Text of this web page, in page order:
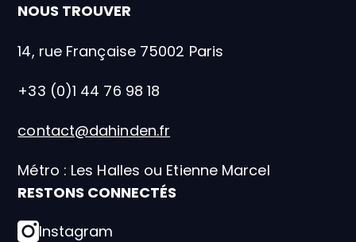
NOUS TROUVER
14, rue Française 75002 Paris
+33 (0)1 44 76 98 18
contact@dahinden.fr
Métro : Les Halles ou Etienne Marcel
RESTONS CONNECTÉS
Instagram